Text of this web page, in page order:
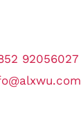
92056027